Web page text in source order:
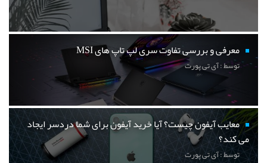
معرفی و بررسی تفاوت سری لپ تاپ های MSI
توسط : آی تی پورت
معایب آیفون چیست؟ آیا خرید آیفون برای شما دردسر ایجاد
می کند؟
توسط : آی تی پورت